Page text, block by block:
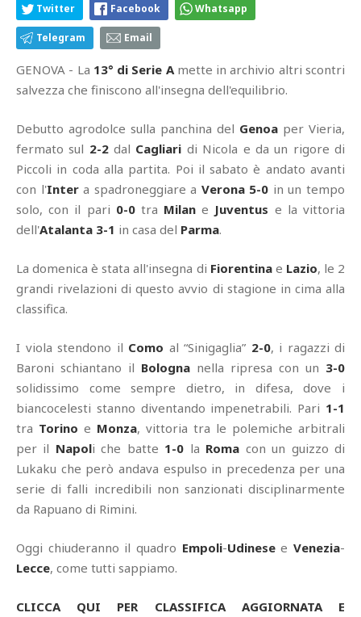
Twitter Facebook Whatsapp
Telegram Email
GENOVA - La 13° di Serie Amette in archivio altri scontri
salvezza che finiscono all'insegna dell'equilibrio.
Debutto agrodolce sulla panchina del Genoa per Vieria,
fermato sul 2-2dal Cagliari di Nicola e da un rigore di
Piccoli in coda alla partita. Poi il sabato è andato avanti
con l'Intera spadroneggiare a Verona 5-0 in un tempo
solo, con il pari 0-0tra Milan e Juventus e la vittoria
dell'Atalanta 3-1 in casa del Parma.
La domenica è stata all'insegna di Fiorentinae Lazio, le 2
grandi rivelazioni di questo avvio di stagione in cima alla
classifica.
I viola stendono il Como al “Sinigaglia” 2-0, i ragazzi di
Baroni schiantano il Bologna nella ripresa con un 3-0
solidissimo come sempre dietro, in difesa, dove i
biancocelesti stanno diventando impenetrabili. Pari 1-1
tra Torino e Monza, vittoria tra le polemiche arbitrali
per il Napoli che batte 1-0 la Roma con un guizzo di
Lukaku che però andava espulso in precedenza per una
serie di falli incredibili non sanzionati disciplinarmente
da Rapuano di Rimini.
Oggi chiuderanno il quadro Empoli-UdineseeVenezia-
Lecce, come tutti sappiamo.
CLICCA QUI PER CLASSIFICA AGGIORNATA E